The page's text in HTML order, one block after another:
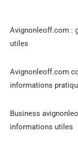
Avignonleoff.com :
utiles
Avignonleoff.com
informations
Business
informations utiles